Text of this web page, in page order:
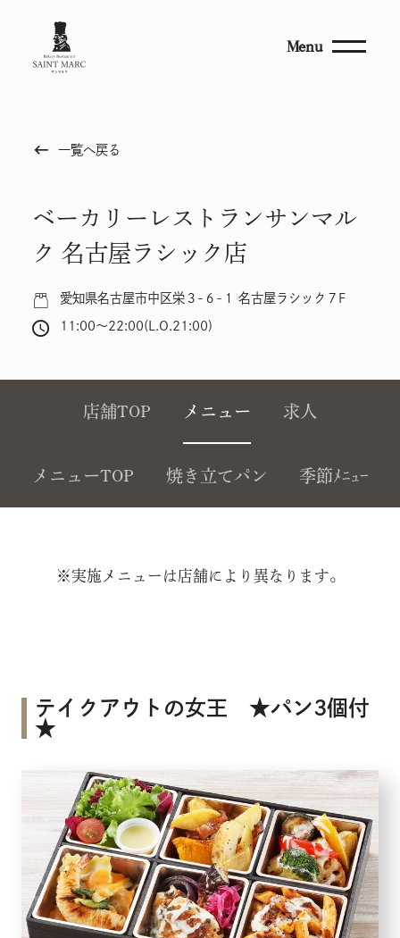
Menu
keyboard_backspace 一覧へ戻る
ベーカリーレストランサンマル
ク 名古屋ラシック店
愛知県名古屋市中区栄３-６-１ 名古屋ラシック７F
11:00～22:00(L.O.21:00)
店舗TOP メニュー 求人
メニューTOP 焼き立てパン 季節ﾒﾆｭｰ
※実施メニューは店舗により異なります。
テイクアウトの女王 ★パン3個付
★